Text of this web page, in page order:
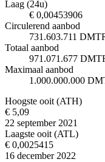
Laag (24u)
€ 0,00453906
Circulerend aanbod
731.603.711
Totaal aanbod
971.071.677
Maximaal aanbod
1.000.000.000
Hoogste ooit (ATH)
€ 5,09
22 september 2021
Laagste ooit (ATL)
€ 0,0025415
16 december 2022